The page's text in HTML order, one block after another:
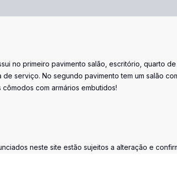
no primeiro pavimento salão, escritório, quarto
serviço. No segundo pavimento tem um salão
com armários embutidos!
neste site estão sujeitos a alteração e